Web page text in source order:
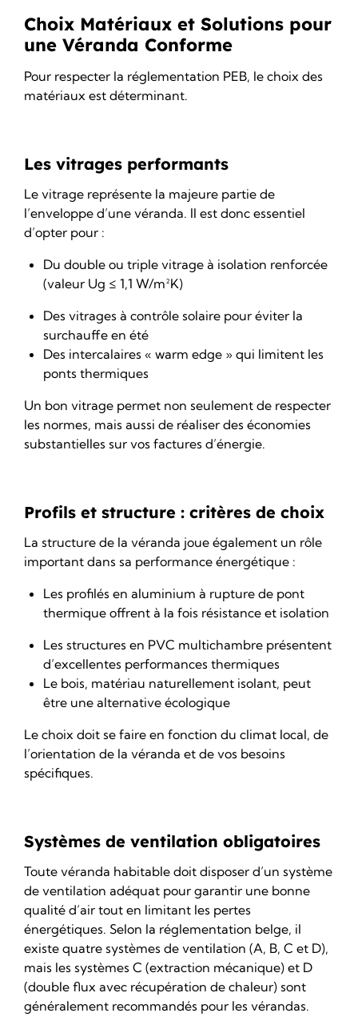
Choix Matériaux et Solutions pour
une Véranda Conforme
Pour respecter la réglementation PEB, le choix des
matériaux est déterminant.
Les vitrages performants
Le vitrage représente la majeure partie de
l’enveloppe d’une véranda. Il est donc essentiel
d’opter pour :
Du double ou triple vitrage à isolation renforcée
(valeur Ug ≤ 1,1 W/m²K)
Des vitrages à contrôle solaire pour éviter la
surchauffe en été
Des intercalaires « warm edge » qui limitent les
ponts thermiques
Un bon vitrage permet non seulement de respecter
les normes, mais aussi de réaliser des économies
substantielles sur vos factures d’énergie.
Profils et structure : critères de choix
La structure de la véranda joue également un rôle
important dans sa performance énergétique :
Les profilés en aluminium à rupture de pont
thermique offrent à la fois résistance et isolation
Les structures en PVC multichambre présentent
d’excellentes performances thermiques
Le bois, matériau naturellement isolant, peut
être une alternative écologique
Le choix doit se faire en fonction du climat local, de
l’orientation de la véranda et de vos besoins
spécifiques.
Systèmes de ventilation obligatoires
Toute véranda habitable doit disposer d’un système
de ventilation adéquat pour garantir une bonne
qualité d’air tout en limitant les pertes
énergétiques. Selon la réglementation belge, il
existe quatre systèmes de ventilation (A, B, C et D),
mais les systèmes C (extraction mécanique) et D
(double flux avec récupération de chaleur) sont
généralement recommandés pour les vérandas.